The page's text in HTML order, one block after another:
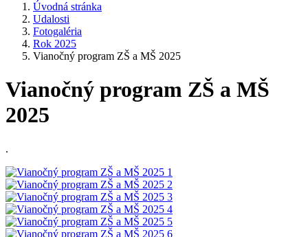
Úvodná stránka
Udalosti
Fotogaléria
Rok 2025
Vianočný program ZŠ a MŠ 2025
Vianočný program ZŠ a MŠ
2025
.